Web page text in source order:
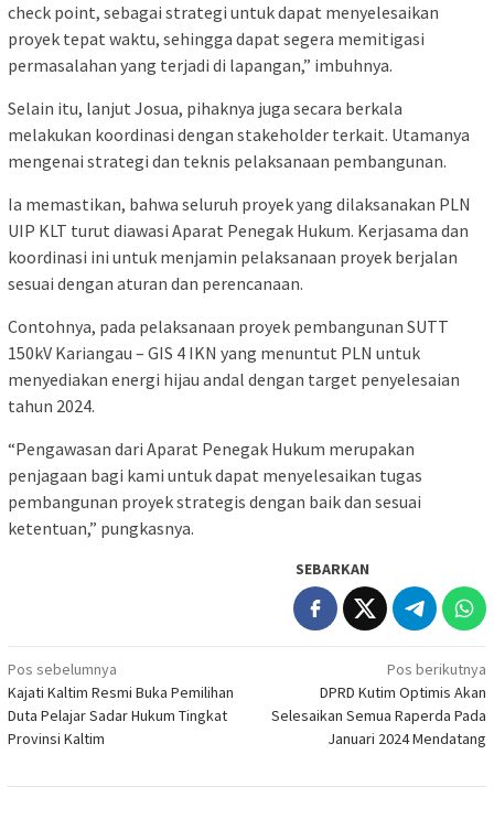
check point, sebagai strategi untuk dapat menyelesaikan
proyek tepat waktu, sehingga dapat segera memitigasi
permasalahan yang terjadi di lapangan,” imbuhnya.
Selain itu, lanjut Josua, pihaknya juga secara berkala
melakukan koordinasi dengan stakeholder terkait. Utamanya
mengenai strategi dan teknis pelaksanaan pembangunan.
Ia memastikan, bahwa seluruh proyek yang dilaksanakan PLN
UIP KLT turut diawasi Aparat Penegak Hukum. Kerjasama dan
koordinasi ini untuk menjamin pelaksanaan proyek berjalan
sesuai dengan aturan dan perencanaan.
Contohnya, pada pelaksanaan proyek pembangunan SUTT
150kV Kariangau – GIS 4 IKN yang menuntut PLN untuk
menyediakan energi hijau andal dengan target penyelesaian
tahun 2024.
“Pengawasan dari Aparat Penegak Hukum merupakan
penjagaan bagi kami untuk dapat menyelesaikan tugas
pembangunan proyek strategis dengan baik dan sesuai
ketentuan,” pungkasnya.
SEBARKAN
Navigasi
pos
Pos sebelumnya
Kajati Kaltim Resmi Buka Pemilihan
Duta Pelajar Sadar Hukum Tingkat
Provinsi Kaltim
Pos berikutnya
DPRD Kutim Optimis Akan
Selesaikan Semua Raperda Pada
Januari 2024 Mendatang